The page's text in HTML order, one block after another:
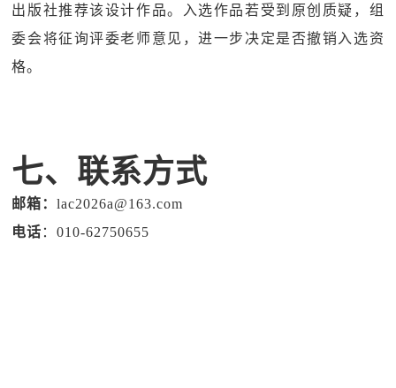
出版社推荐该设计作品。入选作品若受到原创质疑，组
委会将征询评委老师意见，进一步决定是否撤销入选资
格。
七、联系方式
邮箱：lac2026a@163.com
电话 ：010-62750655